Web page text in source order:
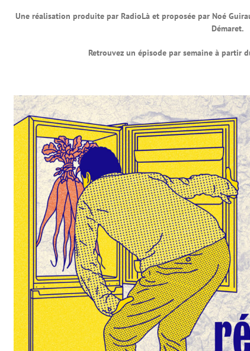
Une réalisation produite par RadioLà et proposée par Noé
Démaret.
Retrouvez un épisode par semaine à partir